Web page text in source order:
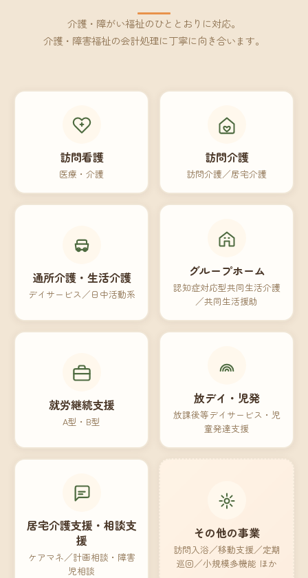
介護・障がい福祉のひととおりに対応。
介護・障害福祉の会計処理に丁寧に向き合います。
訪問看護
医療・介護
訪問介護
訪問介護／居宅介護
通所介護・生活介護
デイサービス／日中活動系
グループホーム
認知症対応型共同生活介護
／共同生活援助
就労継続支援
A型・B型
放デイ・児発
放課後等デイサービス・児
童発達支援
居宅介護支援・相談支
援
ケアマネ／計画相談・障害
児相談
その他の事業
訪問入浴／移動支援／定期
巡回／小規模多機能 ほか